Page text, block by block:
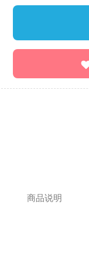
商品说明